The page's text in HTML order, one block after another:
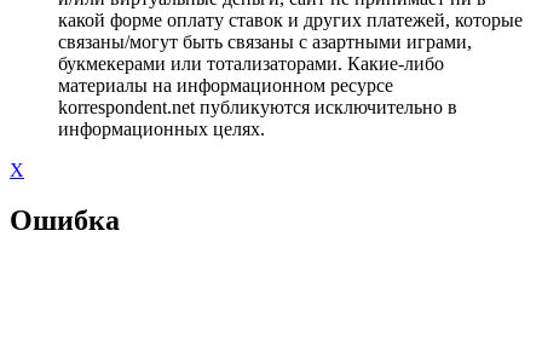
какой форме оплату ставок и других платежей, которые
связаны/могут быть связаны с азартными играми,
букмекерами или тотализаторами. Какие-либо
материалы на информационном ресурсе
korrespondent.net публикуются исключительно в
информационных целях.
X
Ошибка